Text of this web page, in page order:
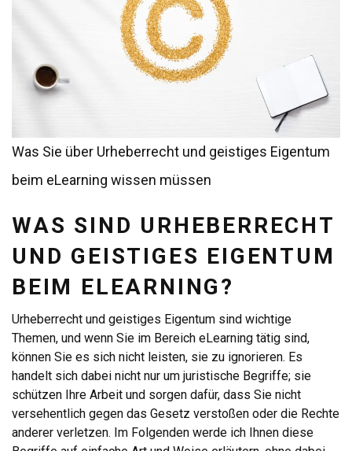
Was Sie über Urheberrecht und geistiges Eigentum
beim eLearning wissen müssen
WAS SIND URHEBERRECHT
UND GEISTIGES EIGENTUM
BEIM ELEARNING?
Urheberrecht und geistiges Eigentum sind wichtige
Themen, und wenn Sie im Bereich eLearning tätig sind,
können Sie es sich nicht leisten, sie zu ignorieren. Es
handelt sich dabei nicht nur um juristische Begriffe; sie
schützen Ihre Arbeit und sorgen dafür, dass Sie nicht
versehentlich gegen das Gesetz verstoßen oder die Rechte
anderer verletzen. Im Folgenden werde ich Ihnen diese